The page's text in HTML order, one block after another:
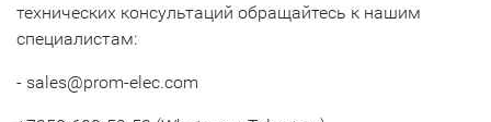
технических консультаций обращайтесь к нашим
специалистам:
- sales@prom-elec.com